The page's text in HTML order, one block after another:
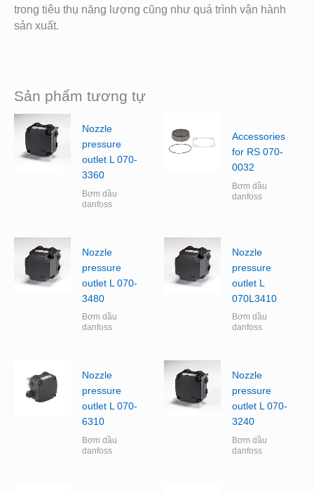
trong tiêu thụ năng lượng cũng như quá trình vận hành
sản xuất.
Sản phẩm tương tự
Nozzle
pressure
outlet L 070-
3360
Bơm dầu
danfoss
Accessories
for RS 070-
0032
Bơm dầu
danfoss
Nozzle
pressure
outlet L 070-
3480
Bơm dầu
danfoss
Nozzle
pressure
outlet L
070L3410
Bơm dầu
danfoss
Nozzle
pressure
outlet L 070-
6310
Bơm dầu
danfoss
Nozzle
pressure
outlet L 070-
3240
Bơm dầu
danfoss